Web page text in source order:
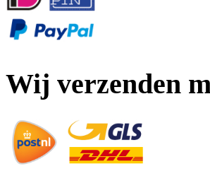
Wij verzenden